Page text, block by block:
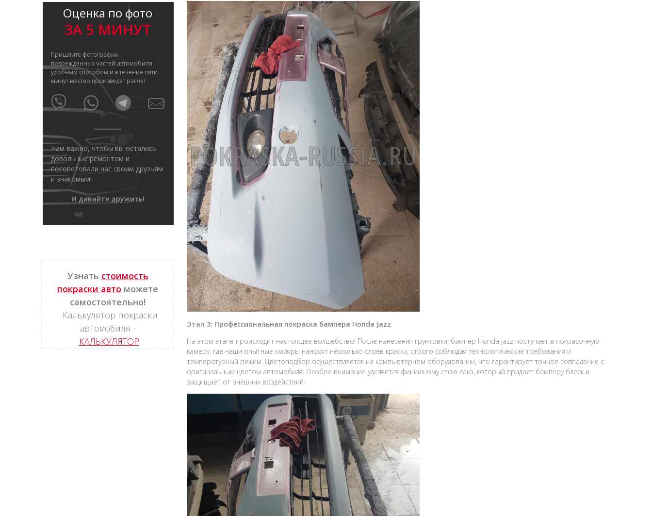
Этап 3: Профессиональная покраска бампера Honda Jazz
На этом этапе происходит настоящее волшебство! После нанесения грунтовки, бампер Honda Jazz поступает в покрасочную
камеру, где наши опытные маляры наносят несколько слоев краски, строго соблюдая технологические требования и
температурный режим. Цветоподбор осуществляется на компьютерном оборудовании, что гарантирует точное совпадение с
оригинальным цветом автомобиля. Особое внимание уделяется финишному слою лака, который придает бамперу блеск и
защищает от внешних воздействий.
Оценка по фото
ЗА 5 МИНУТ
Пришлите фотографии
поврежденных частей автомобиля
удобным способом и в течение пяти
минут мастер произведет расчет
Нам важно, чтобы вы остались
довольные ремонтом и
посоветовали нас своим друзьям
и знакомым!
И давайте дружить!
Узнать стоимость
покраски авто можете
самостоятельно!
Калькулятор покраски
автомобиля -
КАЛЬКУЛЯТОР